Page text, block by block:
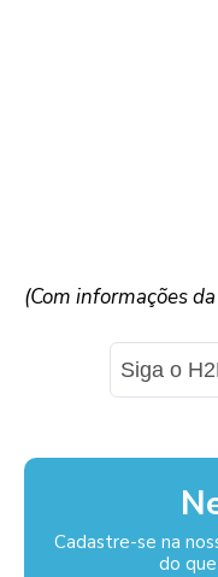
(Com informações
Siga o
Cadastre-se na
do